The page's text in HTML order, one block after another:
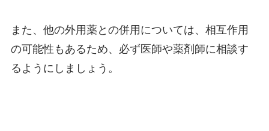
また、他の外用薬との併用については、相互作用
の可能性もあるため、必ず医師や薬剤師に相談す
るようにしましょう。